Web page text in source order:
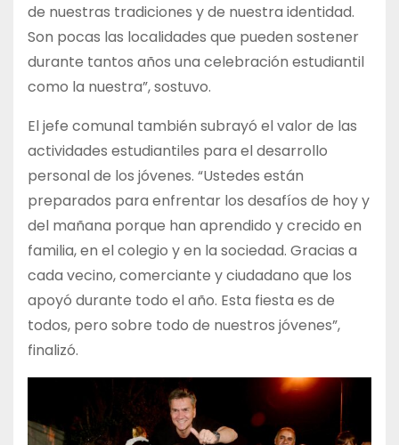
de nuestras tradiciones y de nuestra identidad.
Son pocas las localidades que pueden sostener
durante tantos años una celebración estudiantil
como la nuestra”, sostuvo.
El jefe comunal también subrayó el valor de las
actividades estudiantiles para el desarrollo
personal de los jóvenes. “Ustedes están
preparados para enfrentar los desafíos de hoy y
del mañana porque han aprendido y crecido en
familia, en el colegio y en la sociedad. Gracias a
cada vecino, comerciante y ciudadano que los
apoyó durante todo el año. Esta fiesta es de
todos, pero sobre todo de nuestros jóvenes”,
finalizó.